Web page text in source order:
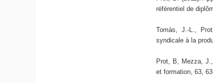
référentiel de
Tomàs, J.-L.,
syndicale à la
Prot, B, Mezza,
et formation, 63,